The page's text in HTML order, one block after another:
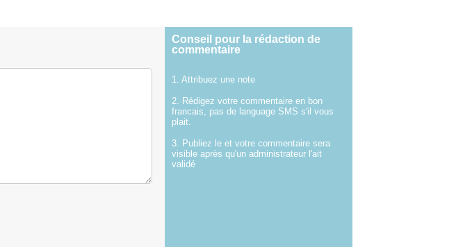
Conseil pour la rédaction de
commentaire
1. Attribuez une note
2. Rédigez votre commentaire en bon
francais, pas de language SMS s'il vous
plait.
3. Publiez le et votre commentaire sera
visible après qu'un administrateur l'ait
validé